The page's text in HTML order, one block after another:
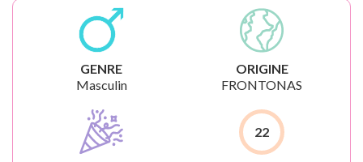
GENRE
Masculin
ORIGINE
FRONTONAS
22